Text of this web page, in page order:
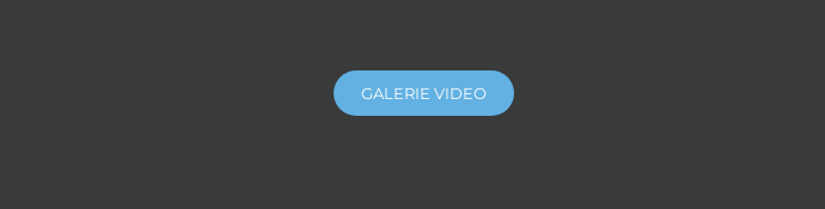
GALERIE VIDEO